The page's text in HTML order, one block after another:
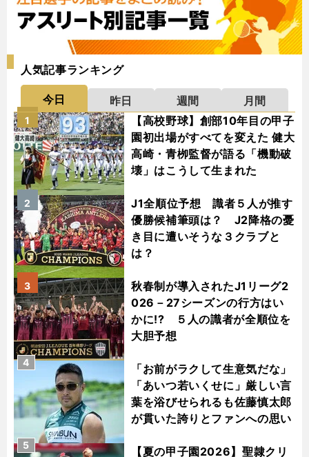
人気記事ランキング
今日 昨日 週間
月間
【高校野球】創部10年目の甲子
園初出場がすべてを変えた 健大
高崎・青栁監督が語る「機動破
壊」はこうして生まれた
1
J1全順位予想 識者５人が推す
優勝候補筆頭は？ J2降格の憂
き目に遭いそうな３クラブと
は？
2
秋春制が導入されたJ1リーグ2
026－27シーズンの行方はい
かに!? ５人の識者が全順位を
大胆予想
3
「お前がラクして生意気だな」
「あいつ若いくせに」厳しい言
葉を浴びせられるも佐藤慎太郎
が貫いた誇りとファンへの思い
4
【夏の甲子園2026】聖隷クリ
5